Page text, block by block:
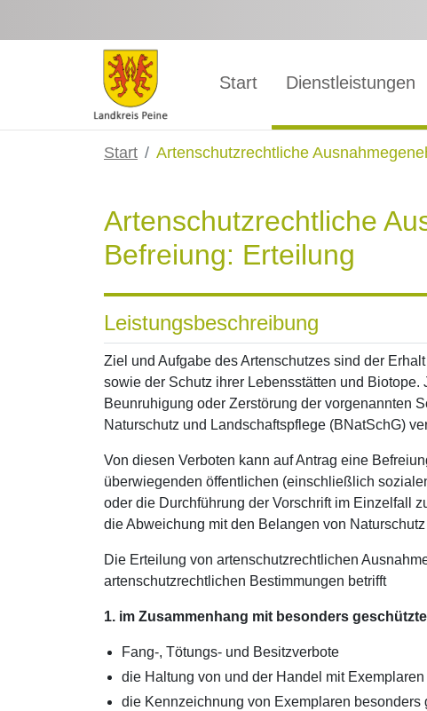
Start Dienstleistungen
Start Artenschutzrechtliche
Artenschutzrechtliche
Befreiung: Erteilung
Leistungsbeschreibung
Ziel und Aufgabe des Artenschutzes sind der
sowie der Schutz ihrer Lebensstätten und
Beunruhigung oder Zerstörung der vorgenannten
Naturschutz und Landschaftspflege (BNatSchG)
Von diesen Verboten kann auf Antrag eine
überwiegenden öffentlichen (einschließlich
oder die Durchführung der Vorschrift im Einzelfall
die Abweichung mit den Belangen von
Die Erteilung von artenschutzrechtlichen
artenschutzrechtlichen Bestimmungen betrifft
1. im Zusammenhang mit besonders
Fang-, Tötungs- und Besitzverbote
die Haltung von und der Handel mit
die Kennzeichnung von Exemplaren besonders